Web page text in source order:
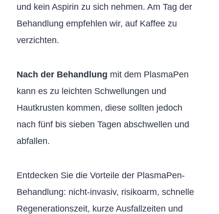
und kein Aspirin zu sich nehmen. Am Tag der
Behandlung empfehlen wir, auf Kaffee zu
verzichten.
Nach der Behandlung mit dem PlasmaPen
kann es zu leichten Schwellungen und
Hautkrusten kommen, diese sollten jedoch
nach fünf bis sieben Tagen abschwellen und
abfallen.
Entdecken Sie die Vorteile der PlasmaPen-
Behandlung: nicht-invasiv, risikoarm, schnelle
Regenerationszeit, kurze Ausfallzeiten und